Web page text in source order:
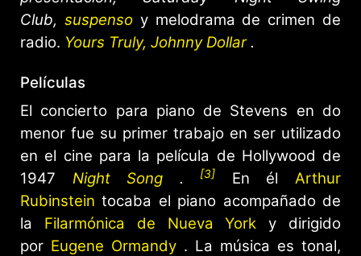
Club, suspensoy melodrama de crimen de
radio. Yours Truly, Johnny Dollar.
Películas
El concierto para piano de Stevens en do
menor fue su primer trabajo en ser utilizado
en el cine para la película de Hollywood de
1947 Night Song . [3] En élArthur
Rubinstein tocaba el piano acompañado de
la Filarmónica de Nueva York y dirigido
por Eugene Ormandy . La música es tonal,